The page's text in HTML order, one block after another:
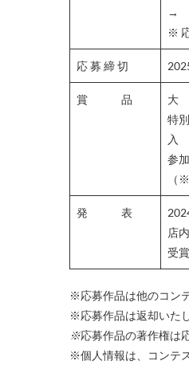
→
※
応 募 締 切
賞 品
大
特
入
参
（
発 表
店
受
※応募作品は他のコン
※応募作品は返却いた
※応募作品の著作権は
※個人情報は、コンテ